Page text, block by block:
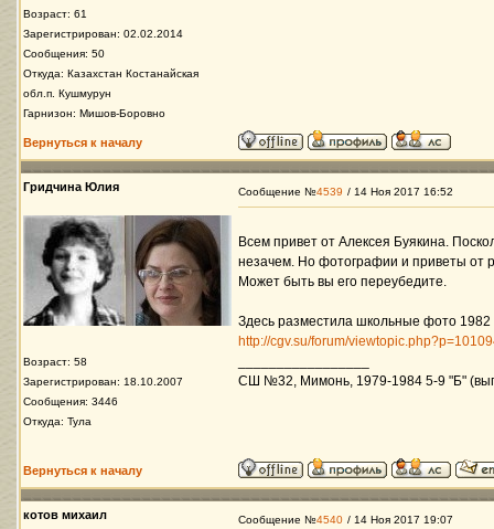
Возраст: 61
Зарегистрирован: 02.02.2014
Сообщения: 50
Откуда: Казахстан Костанайская
обл.п. Кушмурун
Гарнизон: Мишов-Боровно
Вернуться к началу
Гридчина Юлия
Возраст: 58
Зарегистрирован: 18.10.2007
Сообщения: 3446
Откуда: Тула
Сообщение №4539 / 14 Ноя 2017 16:52
Всем привет от Алексея Буякина.
незачем. Но фотографии и приветы от
Может быть вы его переубедите.
Здесь разместила школьные фото
http://cgv.su/forum/
СШ №32, Мимонь, 1979-1984 5-9 "Б"
Вернуться к началу
котов михаил Сообщение №4540 / 14 Ноя 2017 19:07